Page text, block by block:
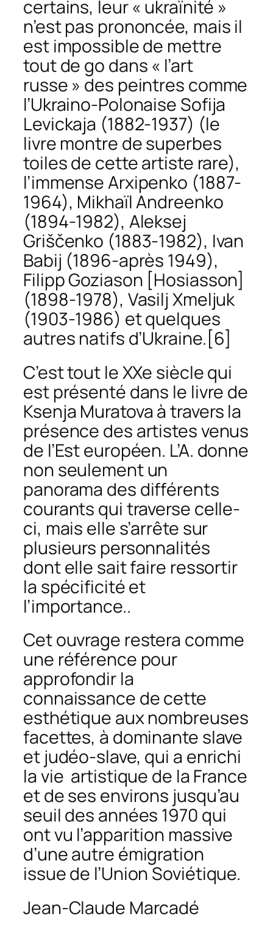
certains, leur « ukraïnité »
n’est pas prononcée, mais il
est impossible de mettre
tout de go dans « l’art
russe » des peintres comme
l’Ukraino-Polonaise Sofija
Levickaja (1882-1937) (le
livre montre de superbes
toiles de cette artiste rare),
l’immense Arxipenko (1887-
1964), Mikhaïl Andreenko
(1894-1982), Aleksej
Griščenko (1883-1982), Ivan
Babij (1896-après 1949),
Filipp Goziason [Hosiasson]
(1898-1978), Vasilj Xmeljuk
(1903-1986) et quelques
autres natifs d’Ukraine. [6]
C’est tout le XXe siècle qui
est présenté dans le livre de
Ksenja Muratova à travers la
présence des artistes venus
de l’Est européen. L’A. donne
non seulement un
panorama des différents
courants qui traverse celle-
ci, mais elle s’arrête sur
plusieurs personnalités
dont elle sait faire ressortir
la spécificité et
l’importance..
Cet ouvrage restera comme
une référence pour
approfondir la
connaissance de cette
esthétique aux nombreuses
facettes, à dominante slave
et judéo-slave, qui a enrichi
la vie artistique de la France
et de ses environs jusqu’au
seuil des années 1970 qui
ont vu l’apparition massive
d’une autre émigration
issue de l’Union Soviétique.
Jean-Claude Marcadé